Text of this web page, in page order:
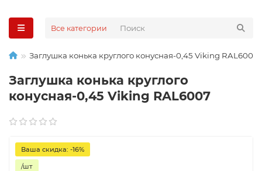
Все категории
Заглушка конька круглого конусная-0,45 Viking RAL6007
Заглушка конька круглого
конусная-0,45 Viking RAL6007
Ваша скидка: -16%
/шт